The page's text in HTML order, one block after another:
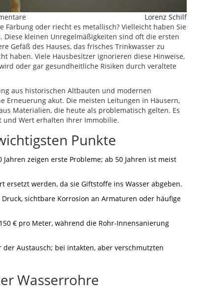
Lorenz Schilf
oder riecht es metallisch? Vielleicht haben Sie
kleinen Unregelmäßigkeiten sind oft die ersten
Gefäß des Hauses, das frisches Trinkwasser zu
haben. Viele Hausbesitzer ignorieren diese Hinweise,
oder gar gesundheitliche Risiken durch veraltete
aus historischen Altbauten und modernen
Erneuerung akut. Die meisten Leitungen in Häusern,
Materialien, die heute als problematisch gelten. Es
Wert erhalten Ihrer Immobilie.
Punkte
zeigen erste Probleme; ab 50 Jahren ist meist
ersetzt werden, da sie Giftstoffe ins Wasser abgeben.
sichtbare Korrosion an Armaturen oder häufige
€ pro Meter, während die Rohr-Innensanierung
Austausch; bei intakten, aber verschmutzten
Wasserrohre